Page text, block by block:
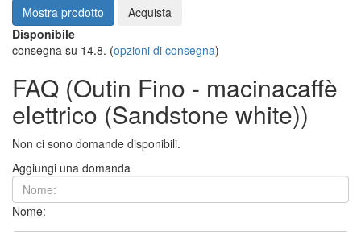
Mostra prodotto
Acquista
Disponibile
consegna su 14.8. (opzioni di consegna)
FAQ (Outin Fino - macinacaffè
elettrico (Sandstone white))
Non ci sono domande disponibili.
Aggiungi una domanda
Nome: